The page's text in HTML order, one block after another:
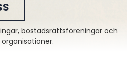
bostadsrättsföreningar och
organisationer.